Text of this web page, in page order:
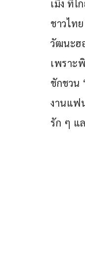
เมิง ที่
ชาวไท
วัฒนะฮ
เพราะ
ชักชวน
งานแฟ
รัก ๆ แ